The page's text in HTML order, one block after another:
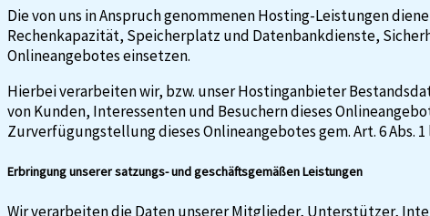
Die von uns in Anspruch genommenen Hosting-Leistungen
Rechenkapazität, Speicherplatz und Datenbankdienste,
Onlineangebotes einsetzen.
Hierbei verarbeiten wir, bzw. unser Hostinganbieter
von Kunden, Interessenten und Besuchern dieses
Zurverfügungstellung dieses Onlineangebotes gem. Art. 6 Abs. 1
Erbringung unserer satzungs- und geschäftsgemäßen Leistungen
Wir verarbeiten die Daten unserer Mitglieder, Unterstützer,